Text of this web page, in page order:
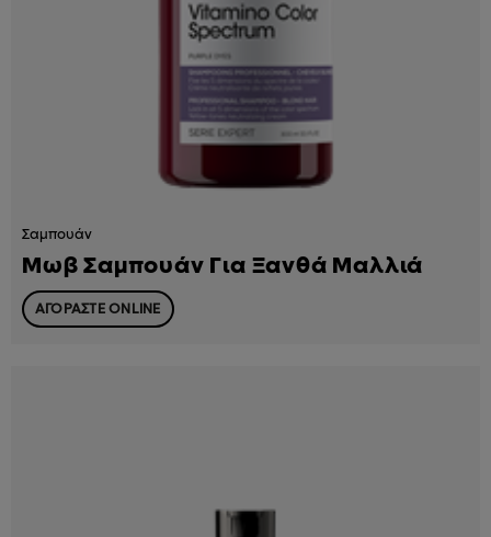
Σαμπουάν
Μωβ Σαμπουάν Για Ξανθά Μαλλιά
ΑΓΟΡΑΣΤΕ ONLINE